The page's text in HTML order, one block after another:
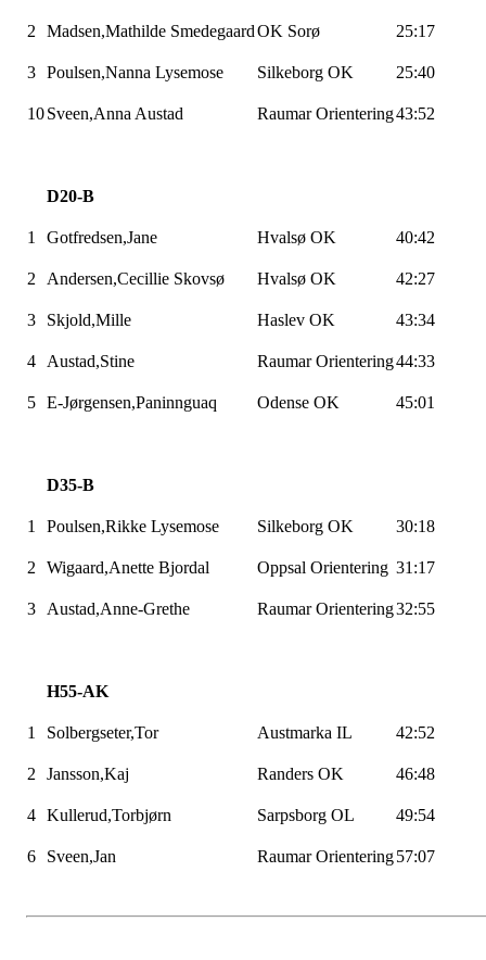
2 Madsen,Mathilde SmedegaardOK Sorø 25:17
3 Poulsen,Nanna Lysemose Silkeborg OK 25:40
10Sveen,Anna Austad RaumarOrientering43:52
D20-B
1 Gotfredsen,Jane Hvalsø OK 40:42
2 Andersen,Cecillie Skovsø Hvalsø OK 42:27
3 Skjold,Mille Haslev OK 43:34
4 Austad,Stine RaumarOrientering44:33
5 E-Jørgensen,Paninnguaq Odense OK 45:01
D35-B
1 Poulsen,Rikke Lysemose Silkeborg OK 30:18
2 Wigaard,Anette Bjordal Oppsal Orientering 31:17
3 Austad,Anne-Grethe RaumarOrientering32:55
H55-AK
1 Solbergseter,Tor Austmarka IL 42:52
2 Jansson,Kaj Randers OK 46:48
4 Kullerud,Torbjørn Sarpsborg OL 49:54
6 Sveen,Jan RaumarOrientering57:07